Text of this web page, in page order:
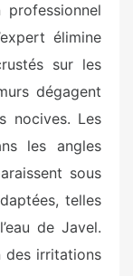
élimine
sur les
dégagent
nocives. Les
les angles
sous
telles
de Javel.
des irritations